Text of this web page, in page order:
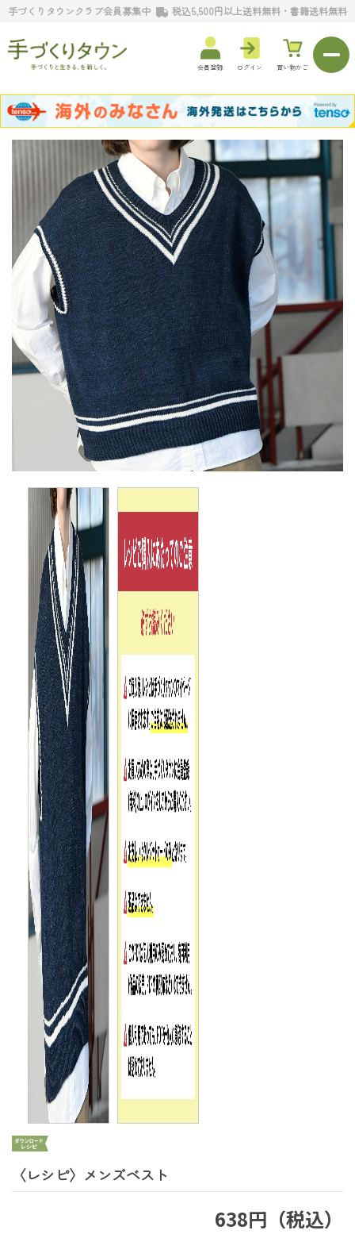
手づくりタウンクラブ会員募集中 税込5,500円以上送料無料・書籍送料無料
会員登録 ログイン 買い物かご
〈レシピ〉メンズベスト
638円（税込）